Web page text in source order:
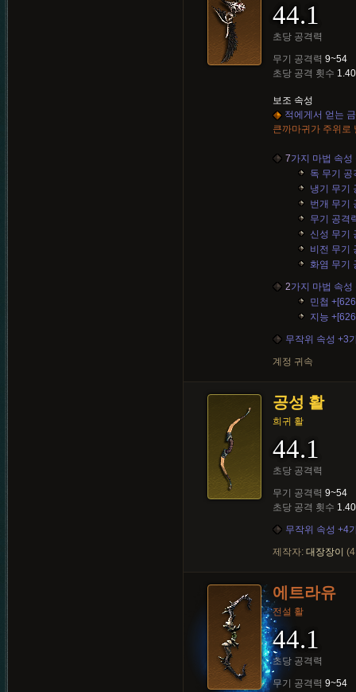
44.1
초당 공격력
무기 공격력 9~54
초당 공격 횟수 1.40
보조 속성
적에게서 얻는
큰까마귀가 주위로
7가지 마법 속
독 무기
냉기 무기
번개 무기
무기 공격
신성 무기
비전 무기
화염 무기
2가지 마법 속
민첩
지능
무작위 속성 +3
계정 귀속
공성 활
희귀 활
44.1
초당 공격력
무기 공격력 9~54
초당 공격 횟수 1.40
무작위 속성 +4
제작자: 대장장이
에트라유
전설 활
44.1
초당 공격력
무기 공격력 9~54